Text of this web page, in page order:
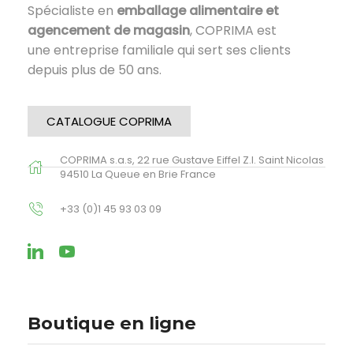
Spécialiste en emballage alimentaire et
agencement de magasin, COPRIMA est
une entreprise familiale qui sert ses clients
depuis plus de 50 ans.
CATALOGUE COPRIMA
COPRIMA s.a.s, 22 rue Gustave Eiffel Z.I. Saint Nicolas
94510 La Queue en Brie France
+33 (0)1 45 93 03 09
Boutique en ligne